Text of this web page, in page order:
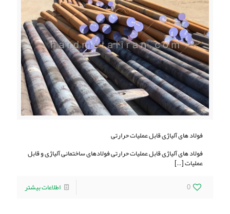
فولاد های آلیاژی قابل عملیات حرارتی
فولاد های آلیاژی قابل عملیات حرارتی فولادهای ساختمانی آلیاژی و قابل
عملیات[…]
0
اطلاعات بیشتر